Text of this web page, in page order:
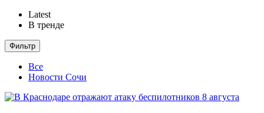
Latest
В тренде
Фильтр
Все
Новости Сочи